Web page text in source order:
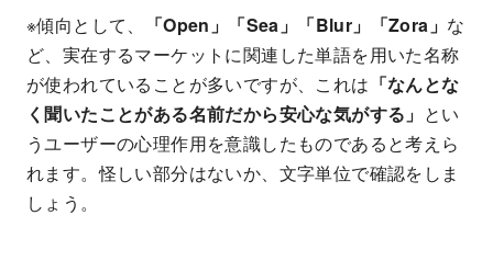
※傾向として、 「Open」「Sea」「Blur」「Zora」 な
ど、実在するマーケットに関連した単語を用いた名称
が使われていることが多いですが、これは 「なんとな
く聞いたことがある名前だから安心な気がする」 とい
うユーザーの心理作用を意識したものであると考えら
れます。怪しい部分はないか、文字単位で確認をしま
しょう。